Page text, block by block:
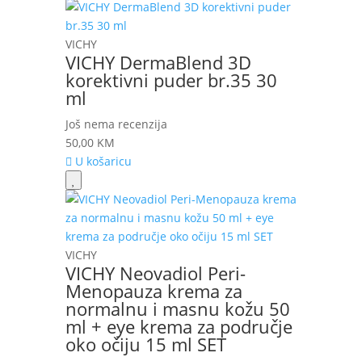
VICHY
VICHY DermaBlend 3D
korektivni puder br.35 30
ml
Još nema recenzija
50,00 KM
U košaricu
VICHY
VICHY Neovadiol Peri-
Menopauza krema za
normalnu i masnu kožu 50
ml + eye krema za područje
oko očiju 15 ml SET